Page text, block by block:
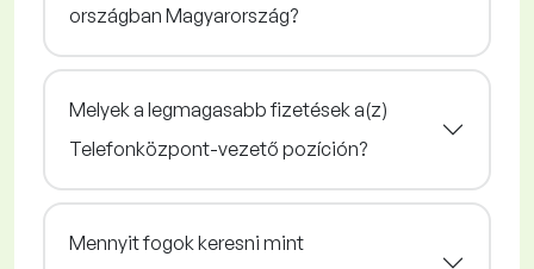
országban Magyarország?
Melyek a legmagasabb fizetések a(z)
Telefonközpont-vezető pozíción?
Mennyit fogok keresni mint